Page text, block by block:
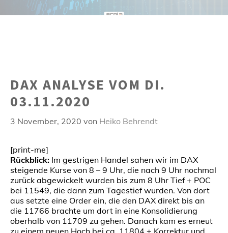
DAX ANALYSE VOM DI.
03.11.2020
3 November, 2020 von Heiko Behrendt
[print-me]
Rückblick: Im gestrigen Handel sahen wir im DAX
steigende Kurse von 8 – 9 Uhr, die nach 9 Uhr nochmal
zurück abgewickelt wurden bis zum 8 Uhr Tief + POC
bei 11549, die dann zum Tagestief wurden. Von dort
aus setzte eine Order ein, die den DAX direkt bis an
die 11766 brachte um dort in eine Konsolidierung
oberhalb von 11709 zu gehen. Danach kam es erneut
zu einem neuen Hoch bei ca. 11804 + Korrektur und